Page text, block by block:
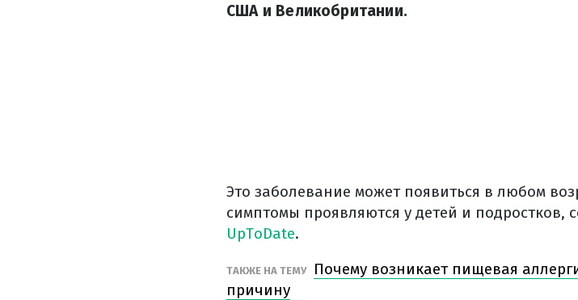
США и Великобритании.
Это заболевание может появиться в любом
симптомы проявляются у детей и подростков,
UpToDate.
ТАКЖЕ НА ТЕМУ
Почему возникает пищевая
причину